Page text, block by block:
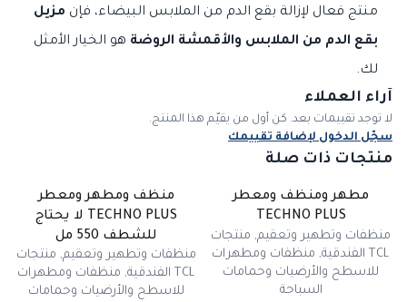
منتج فعال لإزالة بقع الدم من الملابس البيضاء، فإن مزيل
بقع الدم من الملابس والأقمشة الروضة هو الخيار الأمثل
لك.
آراء العملاء
لا توجد تقييمات بعد. كن أول من يقيّم هذا المنتج.
سجّل الدخول لإضافة تقييمك
منتجات ذات صلة
مطهر ومنظف ومعطر
TECHNO PLUS
منظفات وتطهير وتعقيم, منتجات
TCL الفندقية
, منظفات ومطهرات
للاسطح والأرضيات وحمامات
السباحة
منظف ومطهر ومعطر
TECHNO PLUS لا يحتاج
للشطف 550 مل
منظفات وتطهير وتعقيم, منتجات
TCL الفندقية
, منظفات ومطهرات
للاسطح والأرضيات وحمامات